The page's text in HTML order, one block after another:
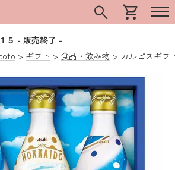
search shopping_cart
５ - 販売終了 -
ギフト 食品・飲み物 カルピスギフ